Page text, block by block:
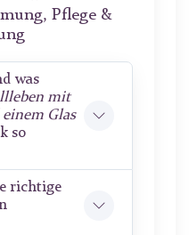
Pflege &
was
mit
Glas
so
richtige